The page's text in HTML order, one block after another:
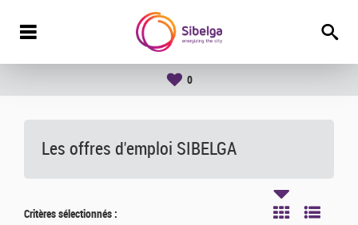
0
Les offres d'emploi SIBELGA
Critères sélectionnés :